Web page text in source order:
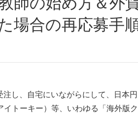
場合の再応募手
し、自宅にいながらにして、日本円
トーキー）等、いわゆる「海外版ク